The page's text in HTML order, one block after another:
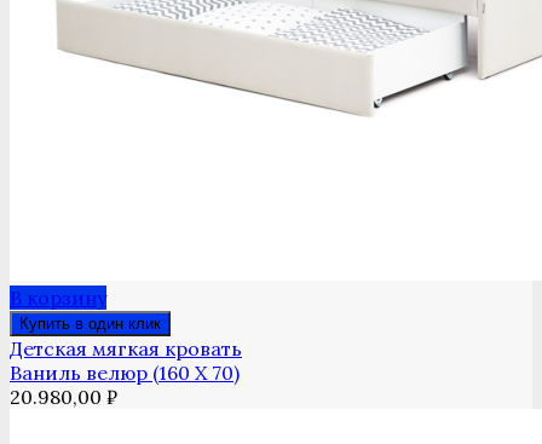
В корзину
Купить в один клик
Детская мягкая кровать
Ваниль велюр (160 Х 70)
20.980,00 ₽